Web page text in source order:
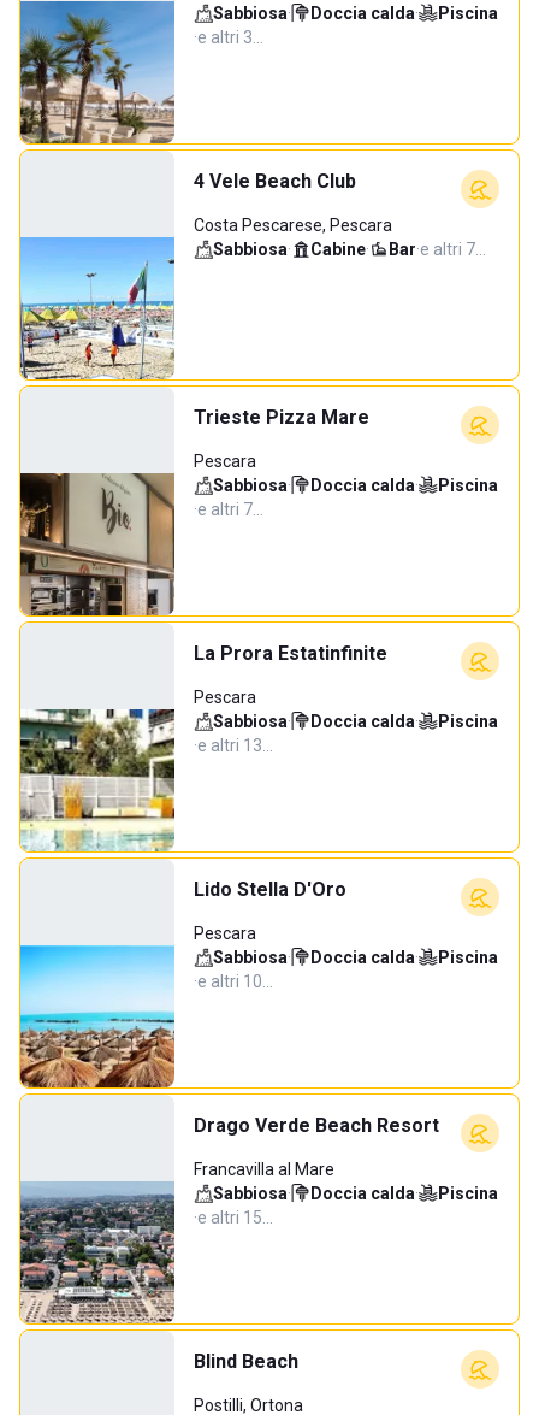
Sabbiosa· Doccia calda·
Piscina
·e altri 3…
4 Vele Beach Club
Costa Pescarese, Pescara
Sabbiosa· Cabine· Bar·e altri 7…
Trieste Pizza Mare
Pescara
Sabbiosa· Doccia calda·
Piscina
·e altri 7…
La Prora Estatinfinite
Pescara
Sabbiosa· Doccia calda·
Piscina
·e altri 13…
Lido Stella D'Oro
Pescara
Sabbiosa· Doccia calda·
Piscina
·e altri 10…
Drago Verde Beach Resort
Francavilla al Mare
Sabbiosa· Doccia calda·
Piscina
·e altri 15…
Blind Beach
Postilli, Ortona